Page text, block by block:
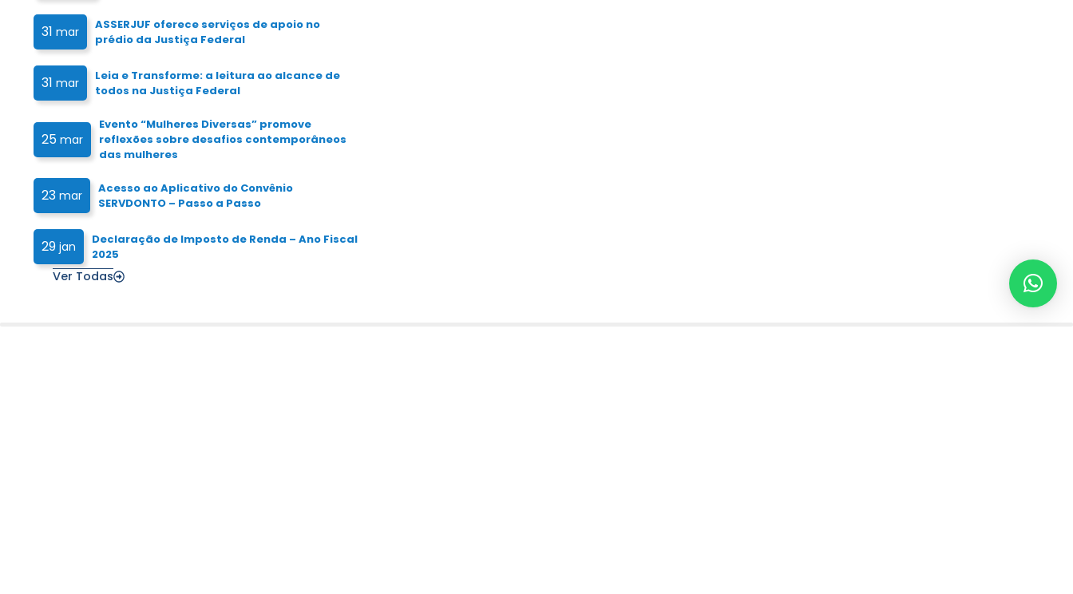
31 mar
ASSERJUF oferece serviços de apoio no
prédio da Justiça Federal
31 mar
Leia e Transforme: a leitura ao alcance de
todos na Justiça Federal
25 mar
Evento “Mulheres Diversas” promove
reflexões sobre desafios contemporâneos
das mulheres
23 mar
Acesso ao Aplicativo do Convênio
SERVDONTO – Passo a Passo
29 jan
Declaração de Imposto de Renda – Ano Fiscal
2025
Ver Todas